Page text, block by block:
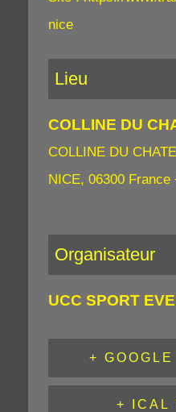
nice
Lieu
COLLINE DU
COLLINE DU
NICE, 06300 France
Organisateur
UCC SPORT
+
+ ICAL